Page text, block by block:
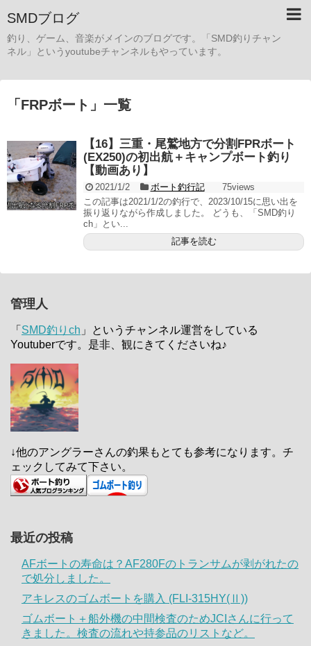
SMDブログ
釣り、ゲーム、音楽がメインのブログです。「SMD釣りチャン
ネル」というyoutubeチャンネルもやっています。
「 FRPボート 」 一覧
【16】三重・尾鷲地方で分割FPRボート
(EX250)の初出航＋キャンプボート釣り
【動画あり】
2021/1/2 ボート釣行記
75views
この記事は2021/1/2の釣行で、2023/10/15に思い出を
振り返りながら作成しました。 どうも、「SMD釣り
ch」とい...
記事を読む
管理人
「 SMD釣りch 」というチャンネル運営をしている
Youtuberです。是非、観にきてくださいね♪
↓他のアングラーさんの釣果もとても参考になります。チ
ェックしてみて下さい。
最近の投稿
AFボートの寿命は？AF280Fのトランサムが剥がれたの
で処分しました。
アキレスのゴムボートを購入 (FLI-315HY(Ⅱ))
ゴムボート＋船外機の中間検査のためJCIさんに行って
きました。検査の流れや持参品のリストなど。